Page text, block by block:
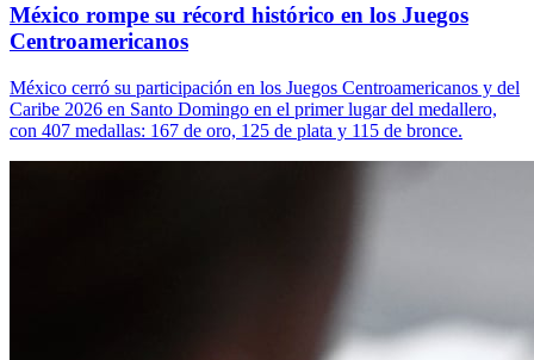
México rompe su récord histórico en los Juegos
Centroamericanos
México cerró su participación en los Juegos Centroamericanos y del
Caribe 2026 en Santo Domingo en el primer lugar del medallero,
con 407 medallas: 167 de oro, 125 de plata y 115 de bronce.